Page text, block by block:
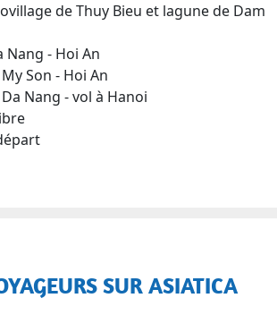
de Thuy Bieu et lagune de Dam
Nang - Hoi An
Son - Hoi An
Nang - vol à Hanoi